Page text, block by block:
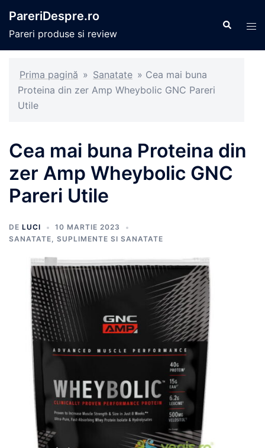
conținut
PareriDespre.ro
Pareri produse si review
Caută
Prima pagină » Sanatate » Cea mai buna
Proteina din zer Amp Wheybolic GNC Pareri
Utile
Cea mai buna Proteina din
zer Amp Wheybolic GNC
Pareri Utile
DE LUCI
10 MARTIE 2023
SANATATE, SUPLIMENTE SI SANATATE